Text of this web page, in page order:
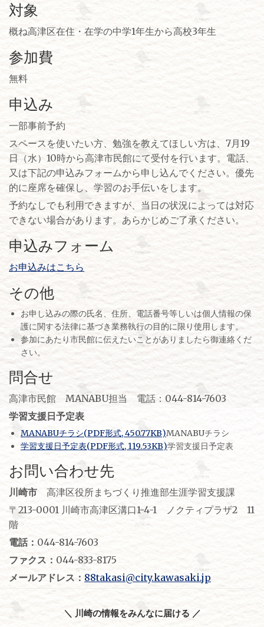
対象
概ね高津区在住・在学の中学1年生から高校3年生
参加費
無料
申込み
一部事前予約
スペースを使いたい方、勉強を教えてほしい方は、7月19
日（水）10時から高津市民館にて受付を行います。電話、
又は下記の申込みフォームから申し込んでください。優先
的に座席を確保し、学習のお手伝いをします。
予約なしでも利用できますが、当日の状況によっては対応
できない場合があります。あらかじめご了承ください。
申込みフォーム
お申込みはこちら
その他
お申し込みの際の氏名、住所、電話番号等しいは個人情報の保
護に関する法律に基づき業務執行の目的に限り使用します。
参加にあたり市民館に伝えたいことがありましたら御連絡くだ
さい。
問合せ
高津市民館 MANABU担当 電話：044-814-7603
学習支援日予定表
MANABUチラシ(PDF形式, 450.77KB)MANABUチラシ
学習支援日予定表(PDF形式, 119.53KB)学習支援日予定表
お問い合わせ先
川崎市 高津区役所まちづくり推進部生涯学習支援課
〒213-0001 川崎市高津区溝口1-4-1 ノクティプラザ2 11
階
電話：044-814-7603
ファクス： 044-833-8175
メールアドレス： 88takasi@city.kawasaki.jp
＼ 川崎の情報をみんなに届ける ／